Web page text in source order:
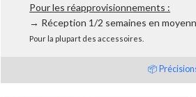
Pour les réapprovisionnements :
→ Réception 1/2 semaines en
Pour la plupart des accessoires.
📦